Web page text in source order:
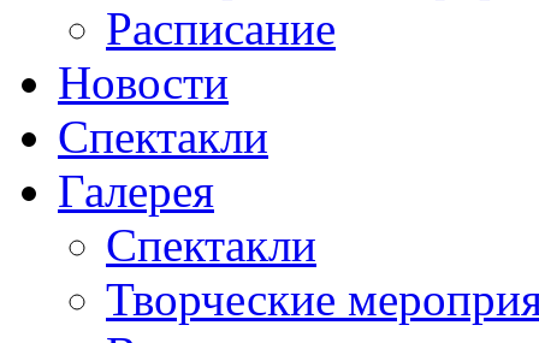
Расписание
Новости
Спектакли
Галерея
Спектакли
Творческие